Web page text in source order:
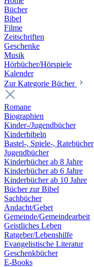
Bücher
Bibel
Filme
Zeitschriften
Geschenke
Musik
Hörbücher/Hörspiele
Kalender
Zur Kategorie Bücher
Romane
Biographien
Kinder-/Jugendbücher
Kinderbibeln
Bastel-, Spiele-, Ratebücher
Jugendbücher
Kinderbücher ab 8 Jahre
Kinderbücher ab 6 Jahre
Kinderbücher ab 10 Jahre
Bücher zur Bibel
Sachbücher
Andacht/Gebet
Gemeinde/Gemeindearbeit
Geistliches Leben
Ratgeber/Lebenshilfe
Evangelistische Literatur
Geschenkbücher
E-Books